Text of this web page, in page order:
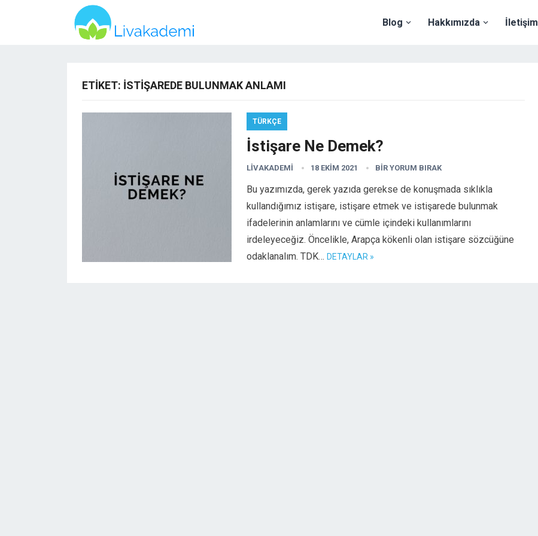
Blog Hakkımızda İletişim
ETIKET: ISTIŞAREDE BULUNMAK ANLAMI
TÜRKÇE
İstişare Ne Demek?
LIVAKADEMI 18 EKIM 2021 BIR YORUM BIRAK
Bu yazımızda, gerek yazıda gerekse de konuşmada sıklıkla
kullandığımız istişare, istişare etmek ve istişarede bulunmak
ifadelerinin anlamlarını ve cümle içindeki kullanımlarını
irdeleyeceğiz. Öncelikle, Arapça kökenli olan istişare sözcüğüne
odaklanalım. TDK… DETAYLAR »